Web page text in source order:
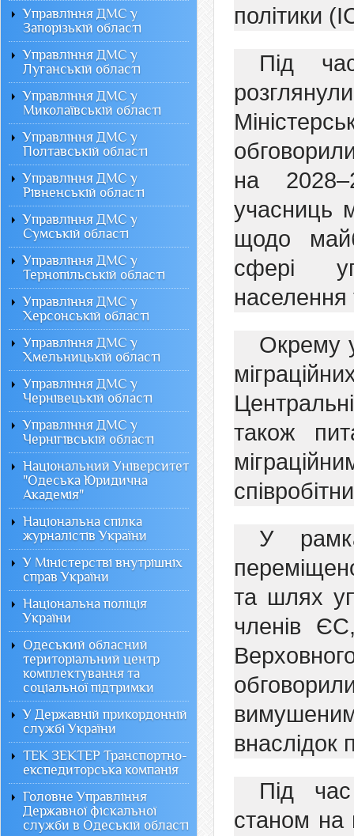
політики
Під
на
учасниць
щодо
сфері
населення
Окрему
також
У
та шлях
членів
внаслідок
Під
станом на
Управління ДМС у
Запорізькій області
Управління ДМС у
Луганській області
Управління ДМС у
Миколаївській області
Управління ДМС у
Полтавській області
Управління ДМС у
Рівненській області
Управління ДМС у
Сумській області
Управління ДМС у
Тернопільській області
Управління ДМС у
Херсонській області
Управління ДМС у
Хмельницькій області
Управління ДМС у
Чернівецькій області
Управління ДМС у
Чернігівській області
Національний Університет
"Одеська Юридична
Академія"
Національна спілка
журналістів України
У Міністерстві внутрішніх
справ України
Національна поліція
України
Одеський обласний
територіальний центр
комплектування та
соціальної підтримки
У Державній прикордонній
службі України
ТЕК ЗЕКТЕР Транспортно-
експедиторська компанія
Головне Управління
Державної фіскальної
служби в Одеській області